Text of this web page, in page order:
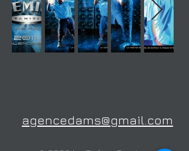
agencedams@gmail.com